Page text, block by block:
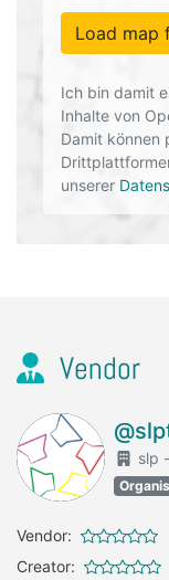
Load map
Ich bin damit
Inhalte von
Damit können
unserer
Vendor
slp
Vendor:
Creator: